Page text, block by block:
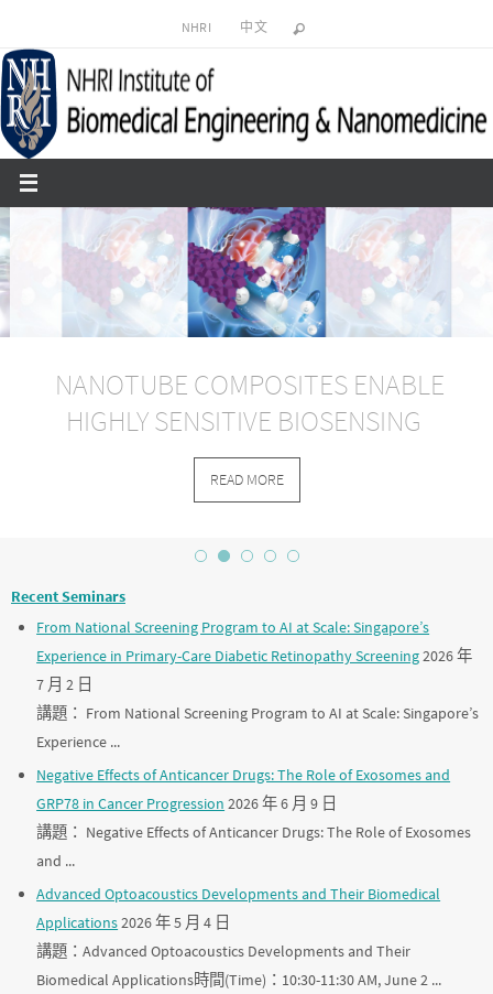
to
content
NHRI 中文
NANOTUBE COMPOSITES ENABLE
HIGHLY SENSITIVE BIOSENSING
READ MORE
Recent Seminars
From National Screening Program to AI at Scale: Singapore’s
Experience in Primary-Care Diabetic Retinopathy Screening2026 年
7 月 2 日
講題： From National Screening Program to AI at Scale: Singapore’s
Experience ...
Negative Effects of Anticancer Drugs: The Role of Exosomes and
GRP78 in Cancer Progression 2026 年 6 月 9 日
講題： Negative Effects of Anticancer Drugs: The Role of Exosomes
and ...
Advanced Optoacoustics Developments and Their Biomedical
Applications2026 年 5 月 4 日
講題：Advanced Optoacoustics Developments and Their
Biomedical Applications時間(Time)：10:30-11:30 AM, June 2 ...